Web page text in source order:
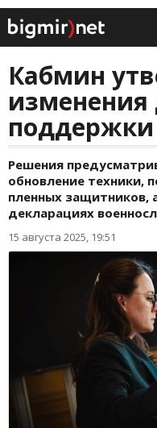
Кабмин
изменения
Решения
обновление техники,
пленных защитников,
декларациях
15 августа 2025, 19:51